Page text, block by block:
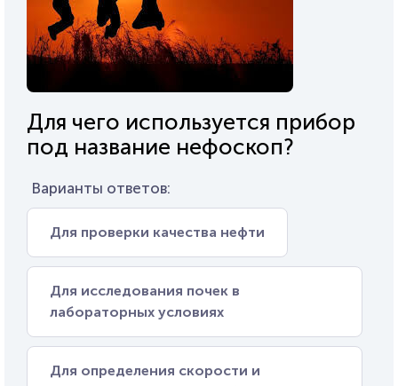
Для чего используется прибор
под название нефоскоп?
Варианты ответов:
Для проверки качества нефти
Для исследования почек в
лабораторных условиях
Для определения скорости и